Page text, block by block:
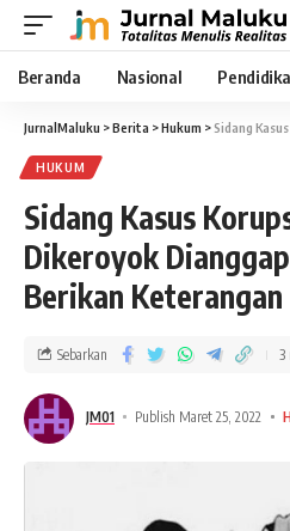
Beranda Nasional
JurnalMaluku >Berita >Hukum >Sidang Kasus Korupsi
HUKUM
Sidang Kasus
Dikeroyok
Berikan Keterangan
JM01 Publish Maret 25, 2022
Sebarkan 3